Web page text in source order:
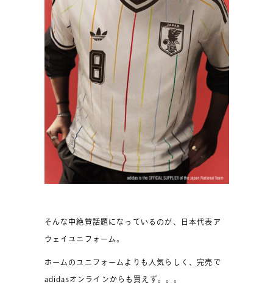
そんな中絶賛話題になっているのが、日本代表ア
ウェイユニフォーム。
ホームのユニフォームよりも人気らしく、完売で
adidasオンラインからも買えず。。。